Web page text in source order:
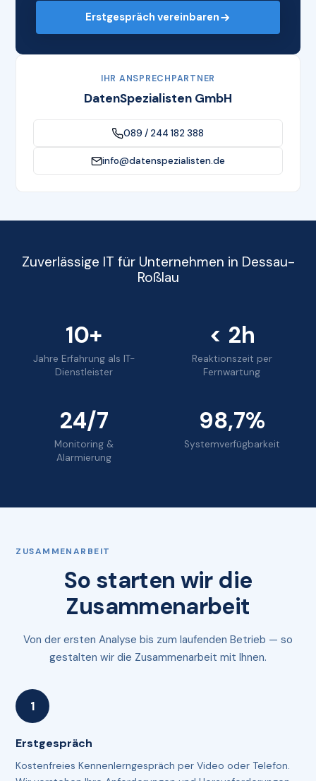
Erstgespräch vereinbaren
IHR ANSPRECHPARTNER
DatenSpezialisten GmbH
089 / 244 182 388
info@datenspezialisten.de
Zuverlässige IT für Unternehmen in Dessau-
Roßlau
10+
Jahre Erfahrung als IT-
Dienstleister
< 2h
Reaktionszeit per
Fernwartung
24/7
Monitoring &
Alarmierung
98,7%
Systemverfügbarkeit
ZUSAMMENARBEIT
So starten wir die
Zusammenarbeit
Von der ersten Analyse bis zum laufenden Betrieb — so
gestalten wir die Zusammenarbeit mit Ihnen.
Erstgespräch
Kostenfreies Kennenlerngespräch per Video oder Telefon.